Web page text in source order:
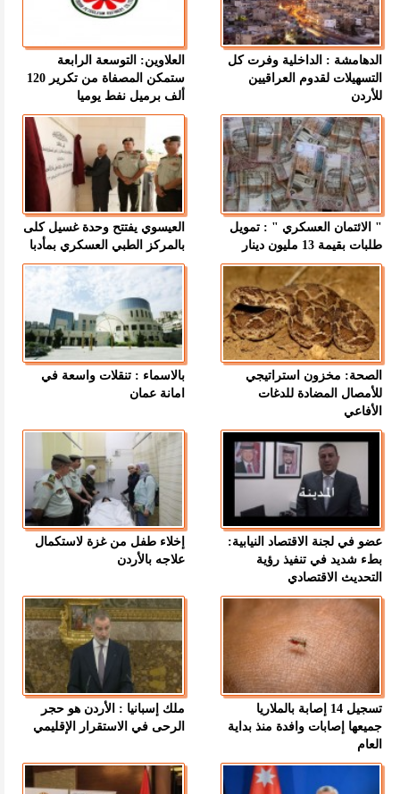
الدهامشة : الداخلية وفرت كل
التسهيلات لقدوم العراقيين
للأردن
العلاوين: التوسعة الرابعة
ستمكن المصفاة من تكرير 120
ألف برميل نفط يوميا
" الائتمان العسكري " : تمويل
طلبات بقيمة 13 مليون دينار
العيسوي يفتتح وحدة غسيل كلى
بالمركز الطبي العسكري بمأدبا
الصحة: مخزون استراتيجي
للأمصال المضادة للدغات
الأفاعي
بالاسماء : تنقلات واسعة في
امانة عمان
عضو في لجنة الاقتصاد النيابية:
بطء شديد في تنفيذ رؤية
التحديث الاقتصادي
إخلاء طفل من غزة لاستكمال
علاجه بالأردن
تسجيل 14 إصابة بالملاريا
جميعها إصابات وافدة منذ بداية
العام
ملك إسبانيا : الأردن هو حجر
الرحى في الاستقرار الإقليمي